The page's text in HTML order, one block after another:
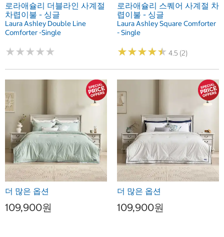
로라애슐리 더블라인 사계절
차렵이불 - 싱글
Laura Ashley Double Line
Comforter -Single
★★★★★
★★★★★
로라애슐리 스퀘어 사계절 차
렵이불 - 싱글
Laura Ashley Square Comforter
- Single
★★★★★
★★★★★ 4.5 (2)
더 많은 옵션
109,900원
더 많은 옵션
109,900원